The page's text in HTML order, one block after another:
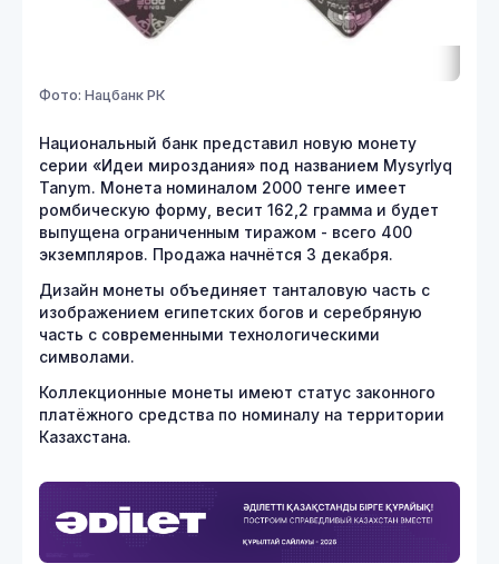
Фото: Нацбанк РК
Национальный банк представил новую монету
серии «Идеи мироздания» под названием Mysyrlyq
Tanym. Монета номиналом 2000 тенге имеет
ромбическую форму, весит 162,2 грамма и будет
выпущена ограниченным тиражом - всего 400
экземпляров. Продажа начнётся 3 декабря.
Дизайн монеты объединяет танталовую часть с
изображением египетских богов и серебряную
часть с современными технологическими
символами.
Коллекционные монеты имеют статус законного
платёжного средства по номиналу на территории
Казахстана.